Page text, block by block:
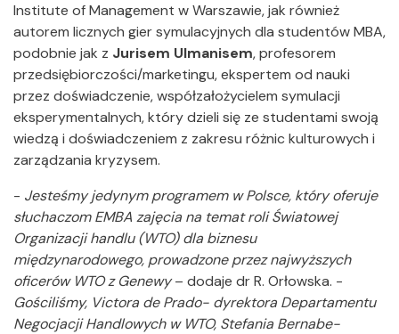
Institute of Management w Warszawie, jak również
autorem licznych gier symulacyjnych dla studentów MBA,
podobnie jak z Jurisem Ulmanisem, profesorem
przedsiębiorczości/marketingu, ekspertem od nauki
przez doświadczenie, współzałożycielem symulacji
eksperymentalnych, który dzieli się ze studentami swoją
wiedzą i doświadczeniem z zakresu różnic kulturowych i
zarządzania kryzysem.
- Jesteśmy jedynym programem w Polsce, który oferuje
słuchaczom EMBA zajęcia na temat roli Światowej
Organizacji handlu (WTO) dla biznesu
międzynarodowego, prowadzone przez najwyższych
oficerów WTO z Genewy– dodaje dr R. Orłowska. -
Gościliśmy, Victora de Prado- dyrektora Departamentu
Negocjacji Handlowych w WTO, Stefania Bernabe-